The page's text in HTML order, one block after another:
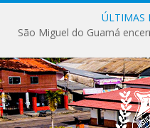
ÚLTIMAS